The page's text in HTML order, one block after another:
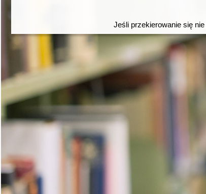
Jeśli przekierowanie się